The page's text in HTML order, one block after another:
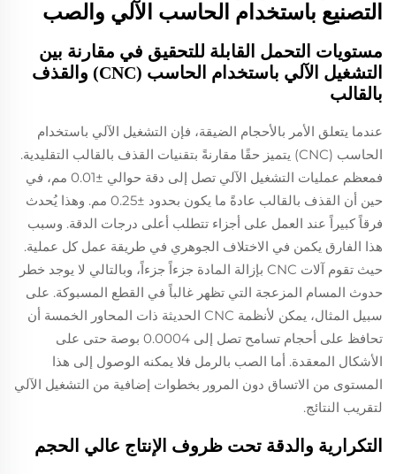
التصنيع باستخدام الحاسب الآلي والصب
مستويات التحمل القابلة للتحقيق في مقارنة بين
التشغيل الآلي باستخدام الحاسب (CNC) والقذف
بالقالب
عندما يتعلق الأمر بالأحجام الضيقة، فإن التشغيل الآلي باستخدام
الحاسب (CNC) يتميز حقًا مقارنةً بتقنيات القذف بالقالب التقليدية.
فمعظم عمليات التشغيل الآلي تصل إلى دقة حوالي ±0.01 مم، في
حين أن القذف بالقالب عادةً ما يكون بحدود ±0.25 مم. وهذا يُحدث
فرقاً كبيراً عند العمل على أجزاء تتطلب أعلى درجات الدقة. وسبب
هذا الفارق يكمن في الاختلاف الجوهري في طريقة عمل كل عملية.
حيث تقوم آلات CNC بإزالة المادة جزءاً جزءاً، وبالتالي لا يوجد خطر
حدوث المسام المزعجة التي تظهر غالباً في القطع المسبوكة. على
سبيل المثال، يمكن لأنظمة CNC الحديثة ذات المحاور الخمسة أن
تحافظ على أحجام تسامح تصل إلى 0.0004 بوصة حتى على
الأشكال المعقدة. أما الصب بالرمل فلا يمكنه الوصول إلى هذا
المستوى من الاتساق دون المرور بخطوات إضافية من التشغيل الآلي
لتقريب النتائج.
التكرارية والدقة تحت ظروف الإنتاج عالي الحجم